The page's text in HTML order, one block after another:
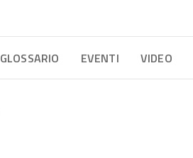
GLOSSARIO EVENTI VIDEO